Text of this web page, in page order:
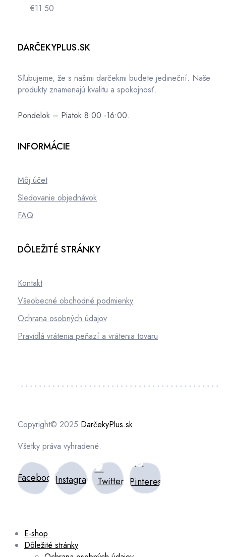
€11.50
DARČEKYPLUS.SK
Sľubujeme, že s našimi darčekmi budete jedineční. Naše
produkty znamenajú kvalitu a spokojnosť.
Pondelok – Piatok 8:00 -16:00.
INFORMÁCIE
Môj účet
Sledovanie objednávok
FAQ
DÔLEŽITÉ STRÁNKY
Kontakt
Všeobecné obchodné podmienky
Ochrana osobných údajov
Pravidlá vrátenia peňazí a vrátenia tovaru
Copyright© 2025 DarčekyPlus.sk.
Všetky práva vyhradené.
FacebookInstagram Twitter Pinterest
E-shop
Dôležité stránky